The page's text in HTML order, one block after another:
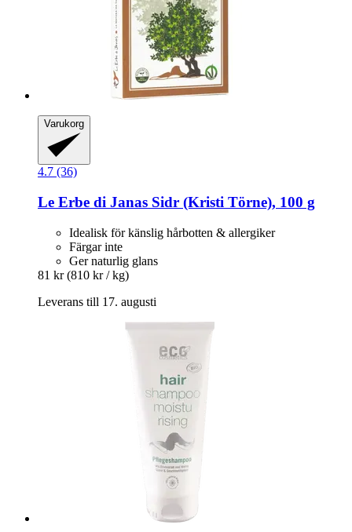
Varukorg
4.7 (36)
Le Erbe di Janas Sidr (Kristi Törne), 100 g
Idealisk för känslig hårbotten & allergiker
Färgar inte
Ger naturlig glans
81 kr (810 kr / kg)
Leverans till 17. augusti